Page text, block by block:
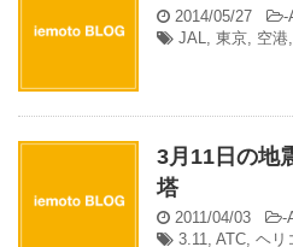
2014/05/27 -
JAL, 東京, 空港,
3月11日の地
塔
2011/04/03 -
3.11, ATC, ヘリ